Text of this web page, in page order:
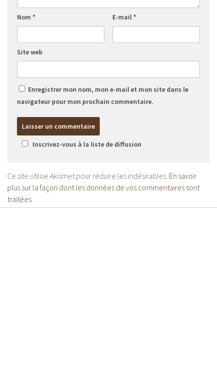
Nom * E-mail*
Site web
Enregistrer mon nom, mon e-mail et mon site dans le
navigateur pour mon prochain commentaire.
Inscrivez-vous à la liste de diffusion
Ce site utilise Akismet pour réduire les indésirables. En savoir
plus sur la façon dont les données de vos commentaires sont
traitées